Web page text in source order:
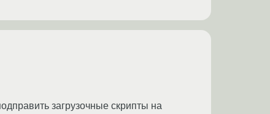
загрузочные скрипты на